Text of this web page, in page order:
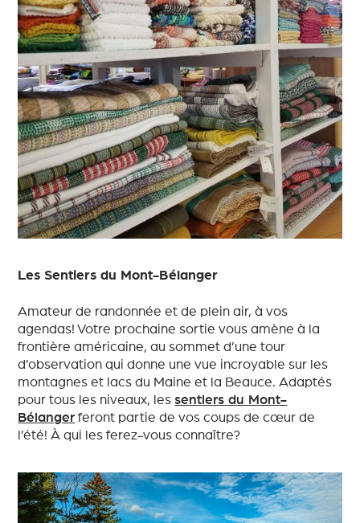
Les Sentiers du Mont-Bélanger
Amateur de randonnée et de plein air, à vos
agendas! Votre prochaine sortie vous amène à la
frontière américaine, au sommet d’une tour
d’observation qui donne une vue incroyable sur les
montagnes et lacs du Maine et la Beauce. Adaptés
pour tous les niveaux, lessentiers du Mont-
Bélangerferont partie de vos coups de cœur de
l’été! À qui les ferez-vous connaître?